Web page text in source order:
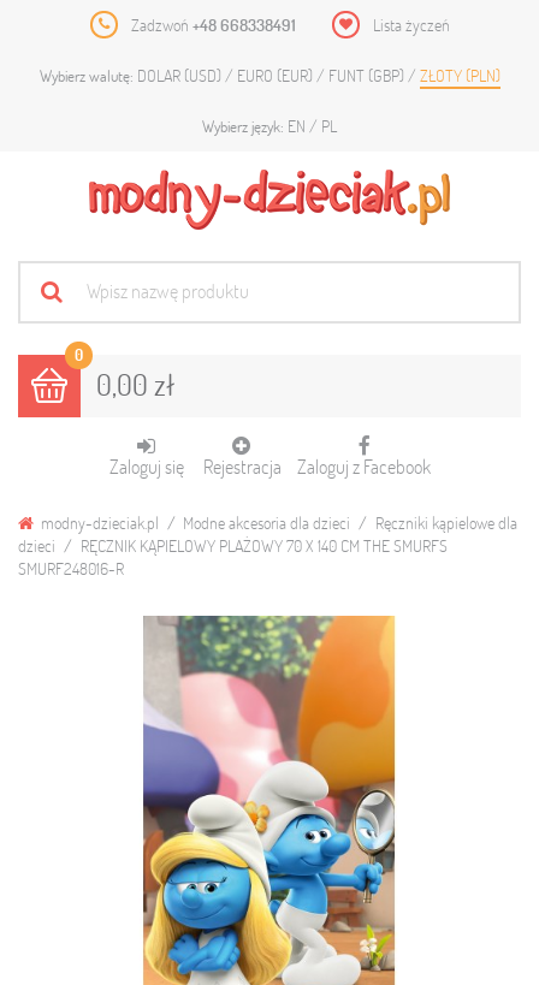
Zadzwoń +48 668338491 Lista życzeń
Wybierz walutę: DOLAR (USD) EURO (EUR) FUNT (GBP) ZŁOTY (PLN)
Wybierz język: EN PL
0
0,00 zł
Zaloguj się Rejestracja Zaloguj z Facebook
modny-dzieciak.pl Modne akcesoria dla dzieci
Ręczniki kąpielowe dla
dzieci
RĘCZNIK KĄPIELOWY PLAŻOWY 70 X 140 CM THE SMURFS
SMURF248016-R